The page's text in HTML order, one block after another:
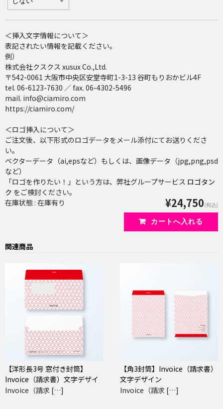
＜挿入文字情報について＞
表記されたい情報を記載ください。
例）
株式会社クスクス xusux Co.,Ltd.
〒542-0061 大阪市中央区安堂寺町1-3-13 谷町もりおかビル4F
tel. 06-6123-7630 ／ fax. 06-4302-5496
mail. info@ciamiro.com
https://ciamiro.com/
＜ロゴ挿入について＞
ご注文後、以下形式のロゴデータをメール添付にてお送りくださ
い。
ベクターデータ（ai,epsなど）もしくは、画像データ（jpg,png,psd
など）
「ロゴを作りたい！」という方は、弊社グループサービス ロゴタン
ク をご検討ください。
在庫状態 : 在庫有り
¥24,750(税込)
関連商品
【洋形長3号 窓付き封筒】
Invoice（請求書）文字デザイ
ン
Invoice（請求 […]
【角3封筒】Invoice（請求書）
文字デザイン
Invoice（請求 […]